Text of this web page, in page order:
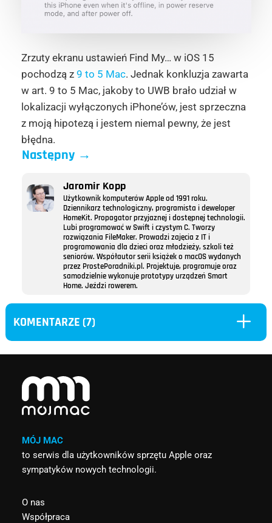
Zrzuty ekranu ustawień Find My… w iOS 15
pochodzą z 9 to 5 Mac. Jednak konkluzja zawarta
w art. 9 to 5 Mac, jakoby to UWB brało udział w
lokalizacji wyłączonych iPhone’ów, jest sprzeczna
z moją hipotezą i jestem niemal pewny, że jest
błędna.
Następny→
Jaromir Kopp
Użytkownik komputerów Apple od 1991 roku.
Dziennikarz technologiczny, programista i deweloper
HomeKit. Propagator przyjaznej i dostępnej technologii.
Lubi programować w Swift i czystym C. Tworzy
rozwiązania FileMaker. Prowadzi zajęcia z IT i
programowania dla dzieci oraz młodzieży, szkoli też
seniorów. Współautor serii książek o macOS wydanych
przez ProstePoradniki.pl. Projektuje, programuje oraz
samodzielnie wykonuje prototypy urządzeń Smart
Home. Jeździ rowerem.
KOMENTARZE (7) L
MÓJ MAC
to serwis dla użytkowników sprzętu Apple oraz
sympatyków nowych technologii.
O nas
Współpraca